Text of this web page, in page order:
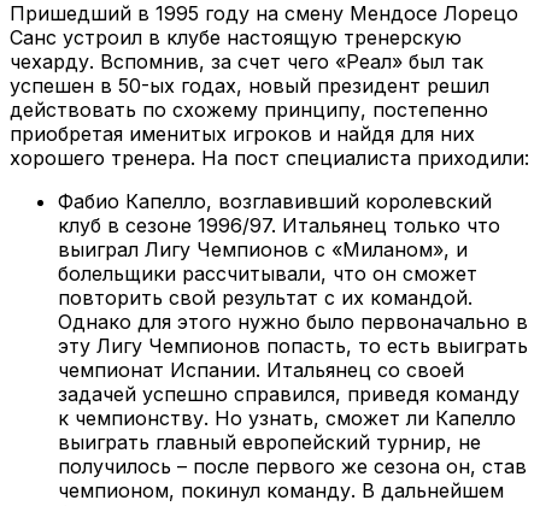
Пришедший в 1995 году на смену Мендосе Лорецо
Санс устроил в клубе настоящую тренерскую
чехарду. Вспомнив, за счет чего «Реал» был так
успешен в 50-ых годах, новый президент решил
действовать по схожему принципу, постепенно
приобретая именитых игроков и найдя для них
хорошего тренера. На пост специалиста приходили:
Фабио Капелло, возглавивший королевский
клуб в сезоне 1996/97. Итальянец только что
выиграл Лигу Чемпионов с «Миланом», и
болельщики рассчитывали, что он сможет
повторить свой результат с их командой.
Однако для этого нужно было первоначально в
эту Лигу Чемпионов попасть, то есть выиграть
чемпионат Испании. Итальянец со своей
задачей успешно справился, приведя команду
к чемпионству. Но узнать, сможет ли Капелло
выиграть главный европейский турнир, не
получилось – после первого же сезона он, став
чемпионом, покинул команду. В дальнейшем